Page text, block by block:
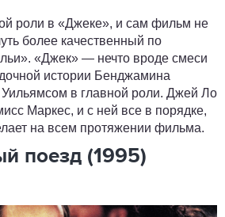
роли в «Джеке», и сам фильм не
более качественный по
«Джек» — нечто вроде смеси
истории Бенджамина
в главной роли. Джей Ло
Маркес, и с ней все в порядке,
на всем протяжении фильма.
поезд (1995)